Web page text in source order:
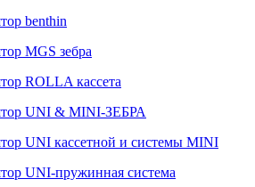
benthin
MGS зебра
ROLLA кассета
UNI & MINI-ЗЕБРА
UNI кассетной и системы MINI
UNI-пружинная система